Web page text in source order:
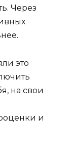
Через
это
на свои
и